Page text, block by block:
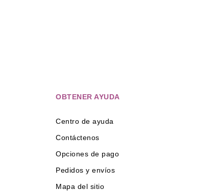
OBTENER AYUDA
Centro de ayuda
Contáctenos
Opciones de pago
Pedidos y envíos
Mapa del sitio